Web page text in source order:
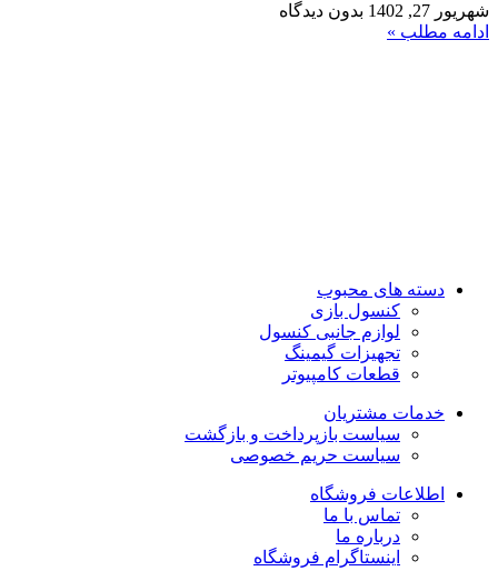
شهریور 27, 1402
بدون دیدگاه
ادامه مطلب »
دسته های محبوب
کنسول بازی
لوازم جانبی کنسول
تجهیزات گیمینگ
قطعات کامپیوتر
خدمات مشتریان
سیاست بازپرداخت و بازگشت
سیاست حریم خصوصی
اطلاعات فروشگاه
تماس با ما
درباره ما
اینستاگرام فروشگاه